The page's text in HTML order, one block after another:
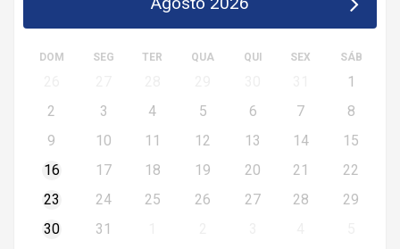
DOM SEG TER QUA QUI SEX SÁB
1
2
3 4 5 6 7
8
9
10 11 12 13 14
15
16
17 18 19 20 21
22
23
24 25 26 27 28
29
30
31